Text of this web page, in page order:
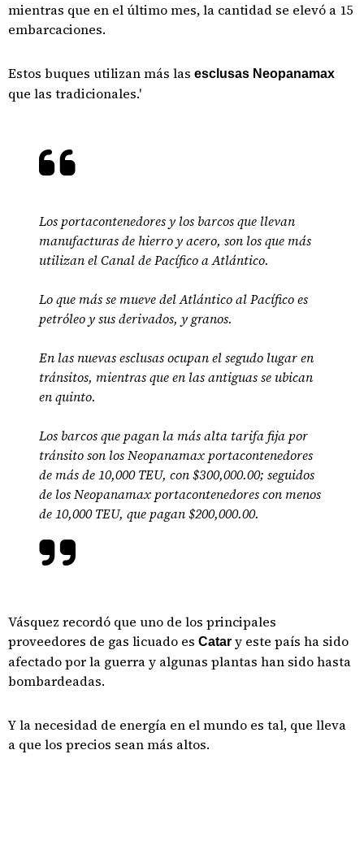
mientras que en el último mes, la cantidad se elevó a 15
embarcaciones.
Estos buques utilizan más las esclusas Neopanamax
que las tradicionales.'
Los portacontenedores y los barcos que llevan
manufacturas de hierro y acero, son los que más
utilizan el Canal de Pacífico a Atlántico.
Lo que más se mueve del Atlántico al Pacífico es
petróleo y sus derivados, y granos.
En las nuevas esclusas ocupan el segudo lugar en
tránsitos, mientras que en las antiguas se ubican
en quinto.
Los barcos que pagan la más alta tarifa fija por
tránsito son los Neopanamax portacontenedores
de más de 10,000 TEU, con $300,000.00; seguidos
de los Neopanamax portacontenedores con menos
de 10,000 TEU, que pagan $200,000.00.
Vásquez recordó que uno de los principales
proveedores de gas licuado es Catar y este país ha sido
afectado por la guerra y algunas plantas han sido hasta
bombardeadas.
Y la necesidad de energía en el mundo es tal, que lleva
a que los precios sean más altos.